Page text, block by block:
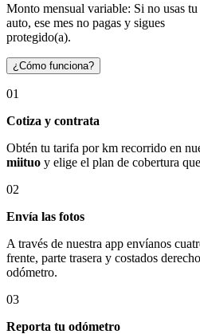
Monto mensual variable: Si no usas tu
auto, ese mes no pagas y sigues
protegido(a).
¿Cómo funciona?
01
Cotiza y contrata
Obtén tu tarifa por km recorrido en
miituo y elige el plan de cobertura
02
Envía las fotos
A través de nuestra app envíanos
frente, parte trasera y costados
odómetro.
03
Reporta tu odómetro